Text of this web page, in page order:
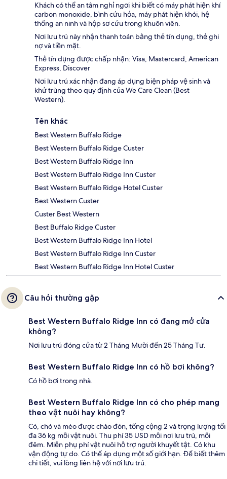
Khách có thể an tâm nghỉ ngơi khi biết có máy phát hiện khí
carbon monoxide, bình cứu hỏa, máy phát hiện khói, hệ
thống an ninh và hộp sơ cứu trong khuôn viên.
Nơi lưu trú này nhận thanh toán bằng thẻ tín dụng, thẻ ghi
nợ và tiền mặt.
Thẻ tín dụng được chấp nhận: Visa, Mastercard, American
Express, Discover
Nơi lưu trú xác nhận đang áp dụng biện pháp vệ sinh và
khử trùng theo quy định của We Care Clean (Best
Western).
Tên khác
Best Western Buffalo Ridge
Best Western Buffalo Ridge Custer
Best Western Buffalo Ridge Inn
Best Western Buffalo Ridge Inn Custer
Best Western Buffalo Ridge Hotel Custer
Best Western Custer
Custer Best Western
Best Buffalo Ridge Custer
Best Western Buffalo Ridge Inn Hotel
Best Western Buffalo Ridge Inn Custer
Best Western Buffalo Ridge Inn Hotel Custer
Câu hỏi thường gặp
Best Western Buffalo Ridge Inn có đang mở cửa
không?
Nơi lưu trú đóng cửa từ 2 Tháng Mười đến 25 Tháng Tư.
Best Western Buffalo Ridge Inn có hồ bơi không?
Có hồ bơi trong nhà.
Best Western Buffalo Ridge Inn có cho phép mang
theo vật nuôi hay không?
Có, chó và mèo được chào đón, tổng cộng 2 và trọng lượng tối
đa 36 kg mỗi vật nuôi. Thu phí 35 USD mỗi nơi lưu trú, mỗi
đêm. Miễn phụ phí vật nuôi hỗ trợ người khuyết tật. Có khu
vận động tự do. Có thể áp dụng một số giới hạn. Để biết thêm
chi tiết, vui lòng liên hệ với nơi lưu trú.